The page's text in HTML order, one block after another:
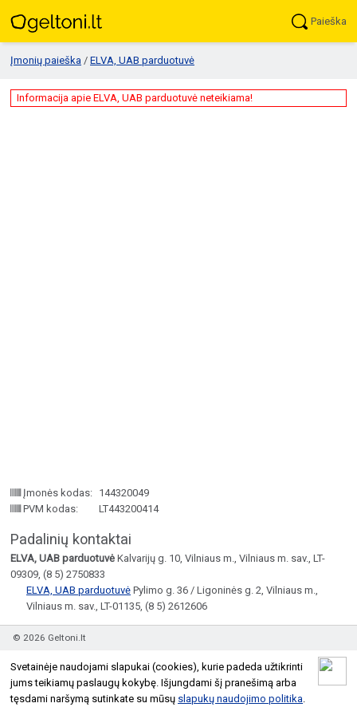
Svetainėje naudojami slapukai (cookies), kurie padeda užtikrinti
jums teikiamų paslaugų kokybę. Išjungdami šį pranešimą arba
tęsdami naršymą sutinkate su mūsų slapukų naudojimo politika
Paieška
Įmonių paieška / ELVA, UAB parduotuvė
Informacija apie ELVA, UAB parduotuvė neteikiama!
Įmonės kodas: 144320049
PVM kodas:
LT443200414
Padalinių kontaktai
ELVA, UAB parduotuvė Kalvarijų g. 10, Vilniaus m., Vilniaus m. sav., LT-
09309, (8 5) 2750833
ELVA, UAB parduotuvė Pylimo g. 36 / Ligoninės g. 2, Vilniaus m.,
Vilniaus m. sav., LT-01135, (8 5) 2612606
© 2026 Geltoni.lt